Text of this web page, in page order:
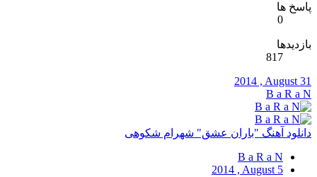
پاسخ ها
0
بازدیدها
817
2014 , August 31
B a R a N
دانلود آهنگ "باران عشق" شهرام شکوهی
B a R a N
2014 , August 5